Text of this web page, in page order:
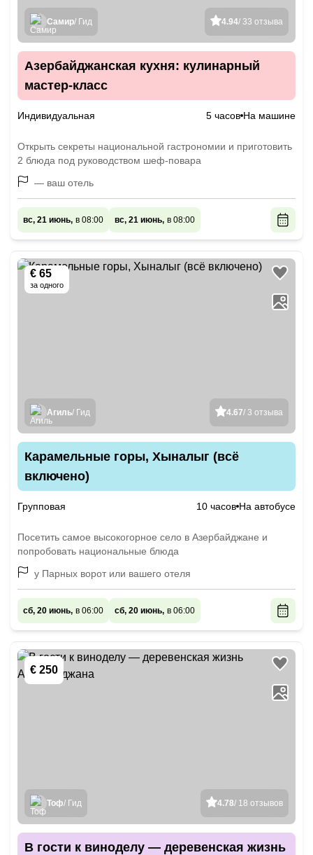
4.94/ 33 отзыва
Самир/ Гид
Азербайджанская кухня: кулинарный
мастер-класс
Индивидуальная 5 часов На машине
Открыть секреты национальной гастрономии и приготовить
2 блюда под руководством шеф-повара
— ваш отель
вс, 21 июнь, в 08:00 вс, 21 июнь, в 08:00
€ 65
за одного
4.67/ 3 отзыва
Агиль/ Гид
Карамельные горы, Хыналыг (всё
включено)
Групповая 10 часов На автобусе
Посетить самое высокогорное село в Азербайджане и
попробовать национальные блюда
у Парных ворот или вашего отеля
сб, 20 июнь, в 06:00 сб, 20 июнь, в 06:00
€ 250
4.78/ 18 отзывов
Тоф/ Гид
В гости к виноделу — деревенская жизнь